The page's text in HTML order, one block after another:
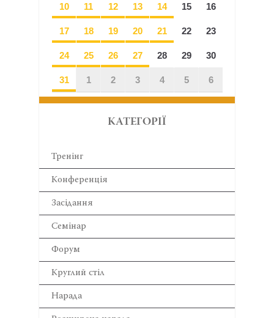
10 11 12 13 14 15 16
17 18 19 20 21 22 23
24 25 26 27 28 29 30
31 1 2 3 4 5 6
КАТЕГОРІЇ
Тренінг
Конференція
Засідання
Семінар
Форум
Круглий стіл
Нарада